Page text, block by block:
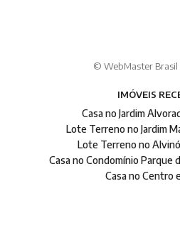
© WebMaster Brasil
IMÓVEIS
Casa no Jardim
Lote Terreno no Jardim
Lote Terreno no
Casa no Condomínio Parque
Casa no Centro